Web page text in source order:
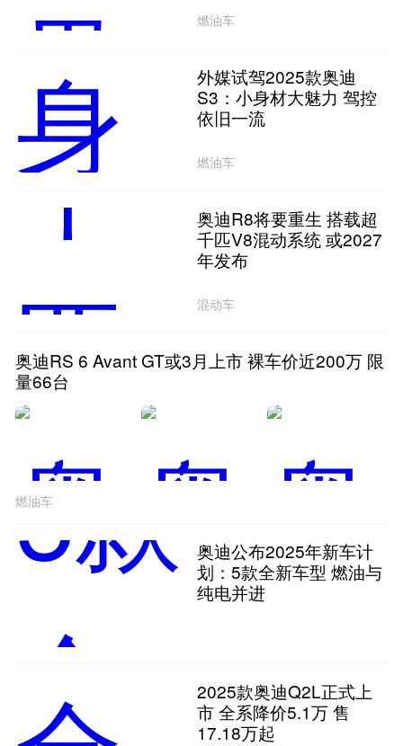
燃油车
外媒试驾2025款奥迪
S3：小身材大魅力 驾控
依旧一流
燃油车
奥迪R8将要重生 搭载超
千匹V8混动系统 或2027
年发布
混动车
奥迪RS 6 Avant GT或3月上市 裸车价近200万 限
量66台
燃油车
奥迪公布2025年新车计
划：5款全新车型 燃油与
纯电并进
2025款奥迪Q2L正式上
市 全系降价5.1万 售
17.18万起